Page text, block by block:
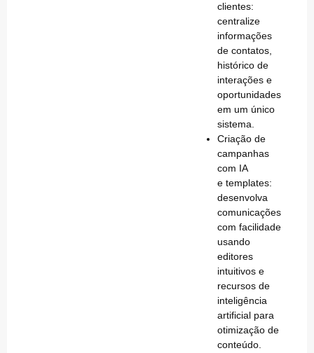
clientes:
centralize
informações
de contatos,
histórico de
interações e
oportunidades
em um único
sistema.
Criação de
campanhas
com IA
e templates:
desenvolva
comunicações
com facilidade
usando
editores
intuitivos e
recursos de
inteligência
artificial para
otimização de
conteúdo.